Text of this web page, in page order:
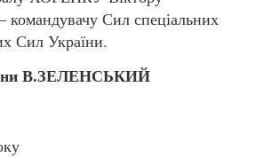
командувачу Сил спеціальних
Сил України.
В.ЗЕЛЕНСЬКИЙ